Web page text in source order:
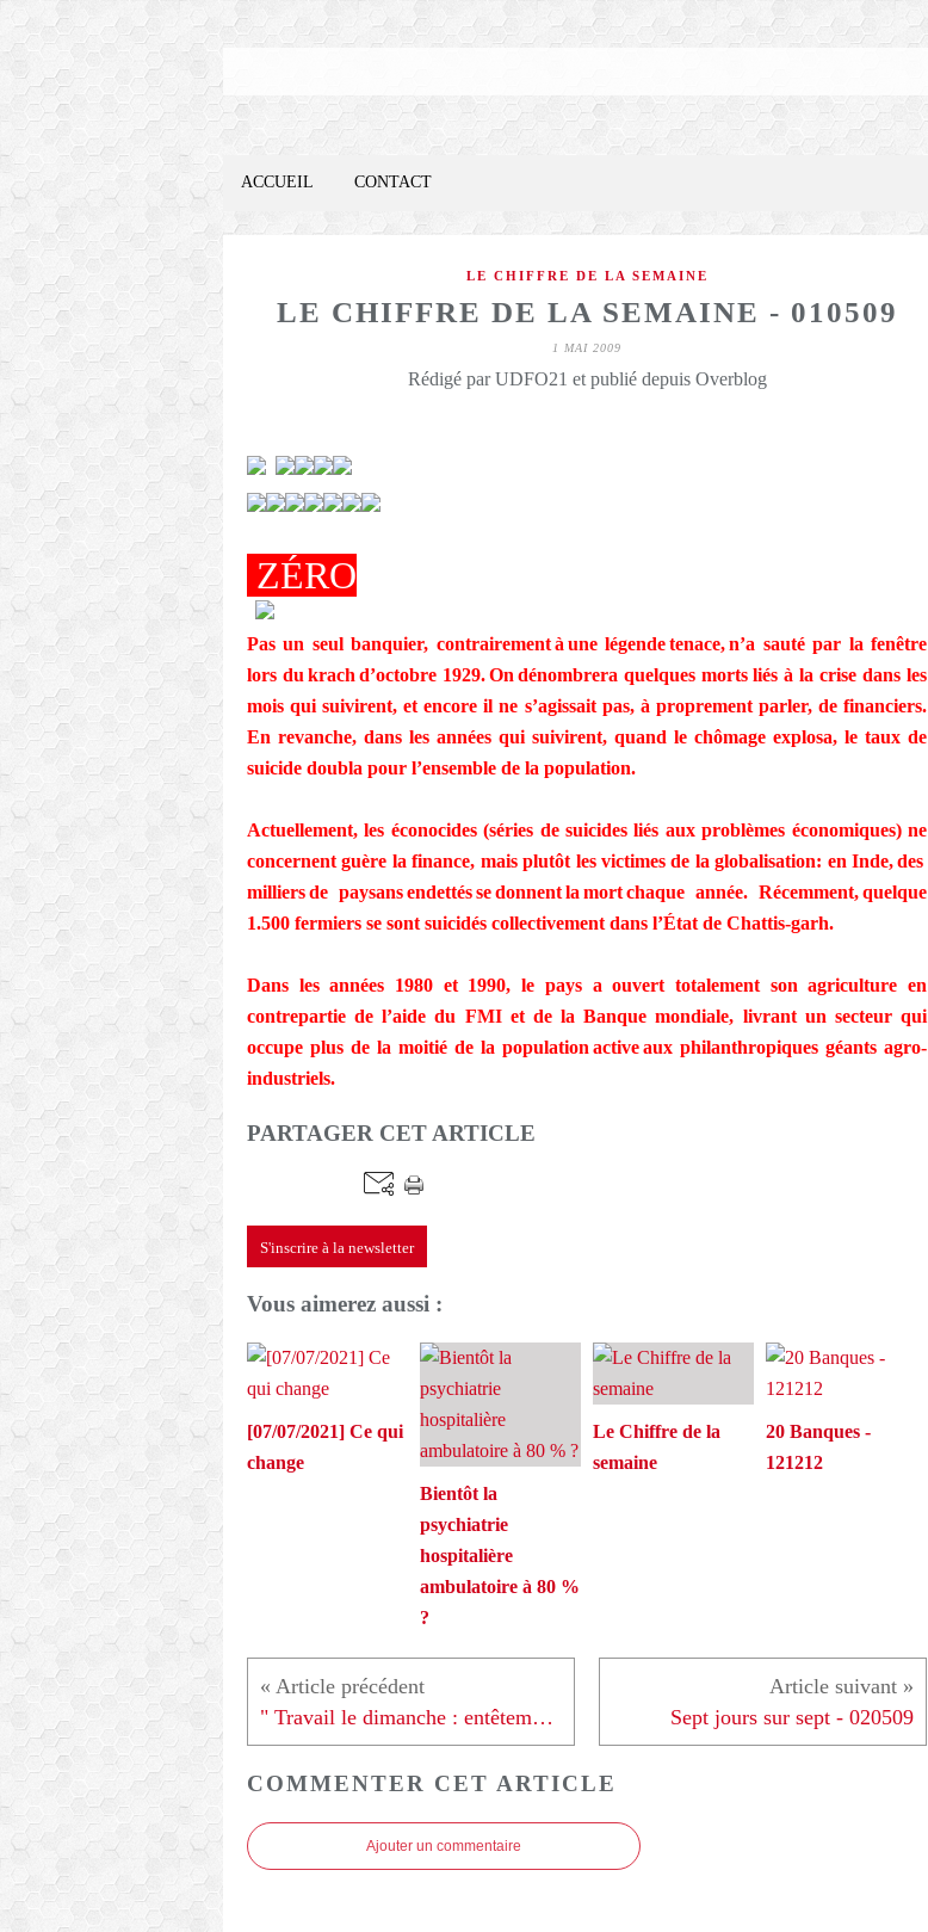
ACCUEIL CONTACT
LE CHIFFRE DE LA SEMAINE
LE CHIFFRE DE LA SEMAINE - 010509
1 MAI 2009
Rédigé par UDFO21 et publié depuis Overblog
ZÉRO
Pas un seul banquier, contrairement à une légende tenace, n’a sauté par la fenêtre
lors du krach d’octobre 1929. On dénombrera quelques morts liés à la crise dans les
mois qui suivirent, et encore il ne s’agissait pas, à proprement parler, de financiers.
En revanche, dans les années qui suivirent, quand le chômage explosa, le taux de
suicide doubla pour l’ensemble de la population.
Actuellement, les éconocides (séries de suicides liés aux problèmes économiques) ne
concernent guère la finance, mais plutôt les victimes de la globalisation: en Inde, des
milliers de paysans endettés se donnent la mort chaque année. Récemment, quelque
1.500 fermiers se sont suicidés collectivement dans l’État de Chattis-garh.
Dans les années 1980 et 1990, le pays a ouvert totalement son agriculture en
contrepartie de l’aide du FMI et de la Banque mondiale, livrant un secteur qui
occupe plus de la moitié de la population active aux philanthropiques géants agro-
industriels.
PARTAGER CET ARTICLE
S'inscrire à la newsletter
Vous aimerez aussi :
[07/07/2021] Ce qui
change
Bientôt la
psychiatrie
hospitalière
ambulatoire à 80 %
?
Le Chiffre de la
semaine
20 Banques -
121212
" Travail le dimanche : entêtement du gouvernement "- 300409 Sept jours sur sept - 020509
COMMENTER CET ARTICLE
Ajouter un commentaire